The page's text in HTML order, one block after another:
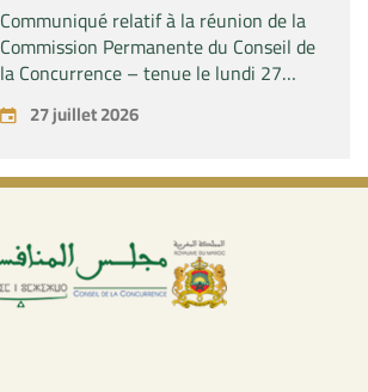
Communiqué relatif à la réunion de la
Commission Permanente du Conseil de
la Concurrence – tenue le lundi 27
juillet 2026
27 juillet 2026